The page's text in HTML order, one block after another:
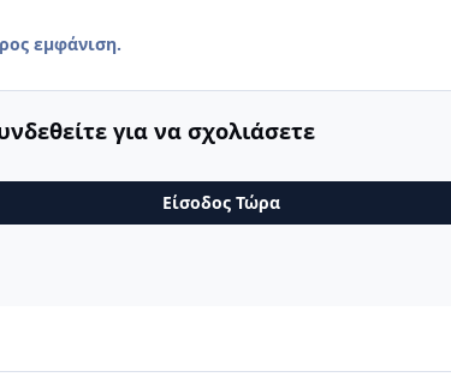
εμφάνιση.
για να σχολιάσετε
Είσοδος Τώρα